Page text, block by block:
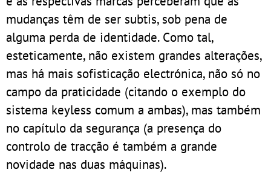
mudanças têm de ser subtis, sob pena de
alguma perda de identidade. Como tal,
esteticamente, não existem grandes alterações,
mas há mais sofisticação electrónica, não só no
campo da praticidade (citando o exemplo do
sistema keyless comum a ambas), mas também
no capítulo da segurança (a presença do
controlo de tracção é também a grande
novidade nas duas máquinas).